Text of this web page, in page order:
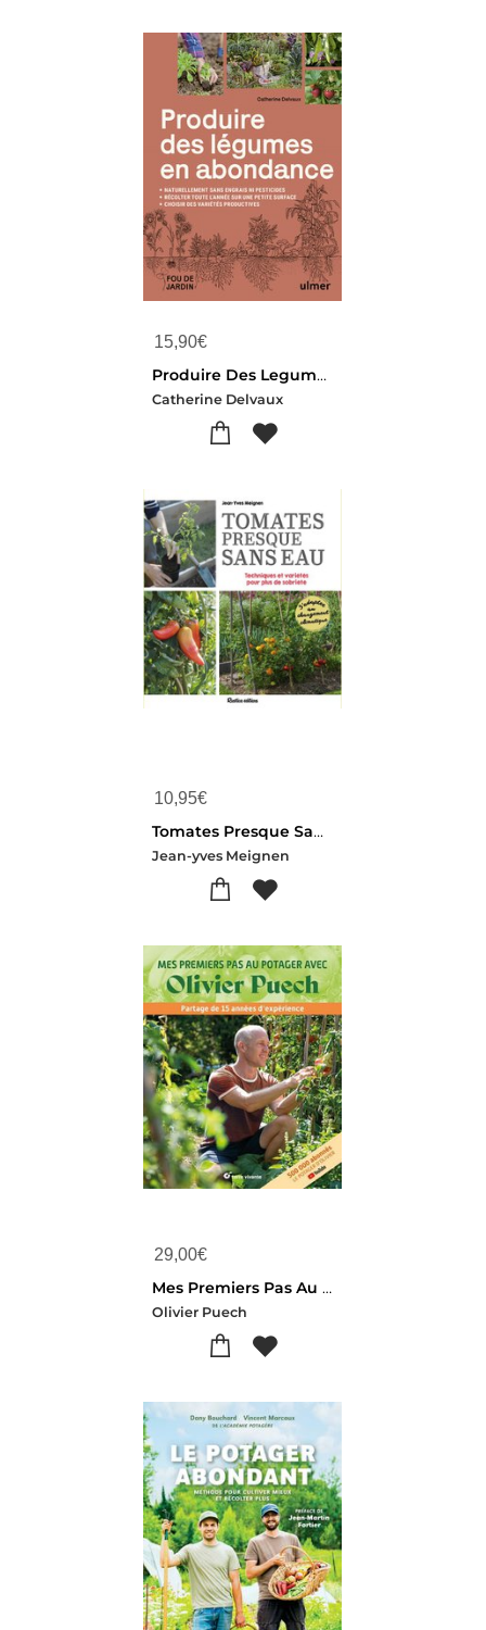
15,90€
Produire Des Legumes En Abondance : Naturellement Sans Engrais Ni Pesticides - Des Varietes Productives - Recolter Toute L'annee Sur Une Petite Surface
Catherine Delvaux
10,95€
Tomates Presque Sans Eau : Conseils, Astuces Et Varietes Pour Plus De Sobriete
Jean-yves Meignen
29,00€
Mes Premiers Pas Au Potager Avec Olivier Puech : Partage De 15 Annees D'experience
Olivier Puech